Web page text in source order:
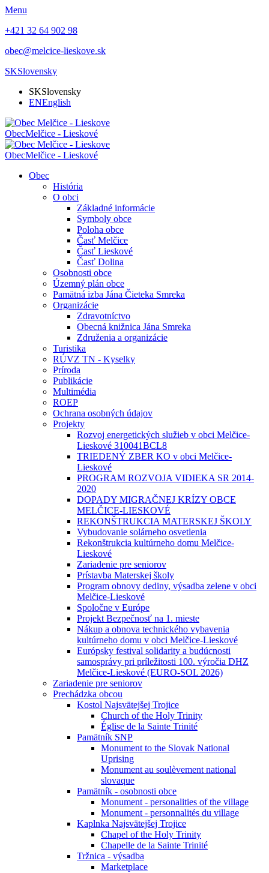
Menu
+421 32 64 902 98
obec@melcice-lieskove.sk
SKSlovensky
SKSlovensky
ENEnglish
ObecMelčice - Lieskové
ObecMelčice - Lieskové
Obec
História
O obci
Základné informácie
Symboly obce
Poloha obce
Časť Melčice
Časť Lieskové
Časť Dolina
Osobnosti obce
Územný plán obce
Pamätná izba Jána Čieteka Smreka
Organizácie
Zdravotníctvo
Obecná knižnica Jána Smreka
Združenia a organizácie
Turistika
RÚVZ TN - Kyselky
Príroda
Publikácie
Multimédia
ROEP
Ochrana osobných údajov
Projekty
Rozvoj energetických služieb v obci Melčice-
Lieskové 310041BCL8
TRIEDENÝ ZBER KO v obci Melčice-
Lieskové
PROGRAM ROZVOJA VIDIEKA SR 2014-
2020
DOPADY MIGRAČNEJ KRÍZY OBCE
MELČICE-LIESKOVÉ
REKONŠTRUKCIA MATERSKEJ ŠKOLY
Vybudovanie solárneho osvetlenia
Rekonštrukcia kultúrneho domu Melčice-
Lieskové
Zariadenie pre seniorov
Prístavba Materskej školy
Program obnovy dediny, výsadba zelene v obci
Melčice-Lieskové
Spoločne v Európe
Projekt Bezpečnosť na 1. mieste
Nákup a obnova technického vybavenia
kultúrneho domu v obci Melčice-Lieskové
Európsky festival solidarity a budúcnosti
samosprávy pri príležitosti 100. výročia DHZ
Melčice-Lieskové (EURO-SOL 2026)
Zariadenie pre seniorov
Prechádzka obcou
Kostol Najsvätejšej Trojice
Church of the Holy Trinity
Église de la Sainte Trinité
Pamätník SNP
Monument to the Slovak National
Uprising
Monument au soulèvement national
slovaque
Pamätník - osobnosti obce
Monument - personalities of the village
Monument - personnalités du village
Kaplnka Najsvätejšej Trojice
Chapel of the Holy Trinity
Chapelle de la Sainte Trinité
Tržnica - výsadba
Marketplace